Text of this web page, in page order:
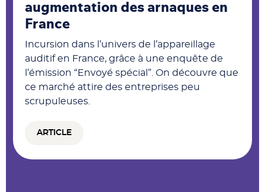
augmentation des arnaques en
France
Incursion dans l’univers de l’appareillage
auditif en France, grâce à une enquête de
l’émission “Envoyé spécial”. On découvre que
ce marché attire des entreprises peu
scrupuleuses.
ARTICLE